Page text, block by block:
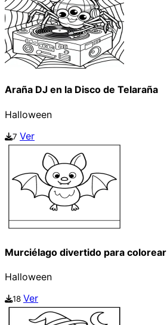
Araña DJ en la Disco de Telaraña
Halloween
7 Ver
Murciélago divertido para colorear
Halloween
18 Ver